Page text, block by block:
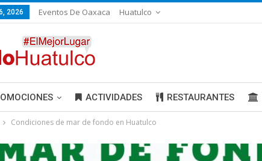
2026 Eventos De Oaxaca Huatulco
ACTIVIDADES RESTAURANTES
Condiciones de mar de fondo en Huatulco